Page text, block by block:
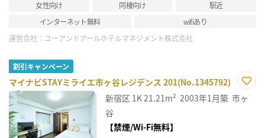
女性向け 同棲向け
駅近
インターネット無料
wifiあり
運営会社： ユーアンドアールホテルマネジメント株式会社
割引キャンペーン
マイナビSTAYミライエ市ヶ谷レジデンス 201(No.1345792)
お気
に入
新宿区 1K21.21m² 2003年1月築 市ヶ
谷
【禁煙/Wi-Fi無料】